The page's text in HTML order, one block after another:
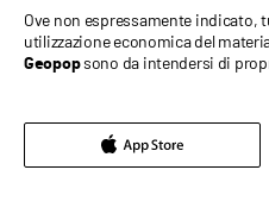
Ove non espressamente
utilizzazione economica del
Geopopsono da intendersi di